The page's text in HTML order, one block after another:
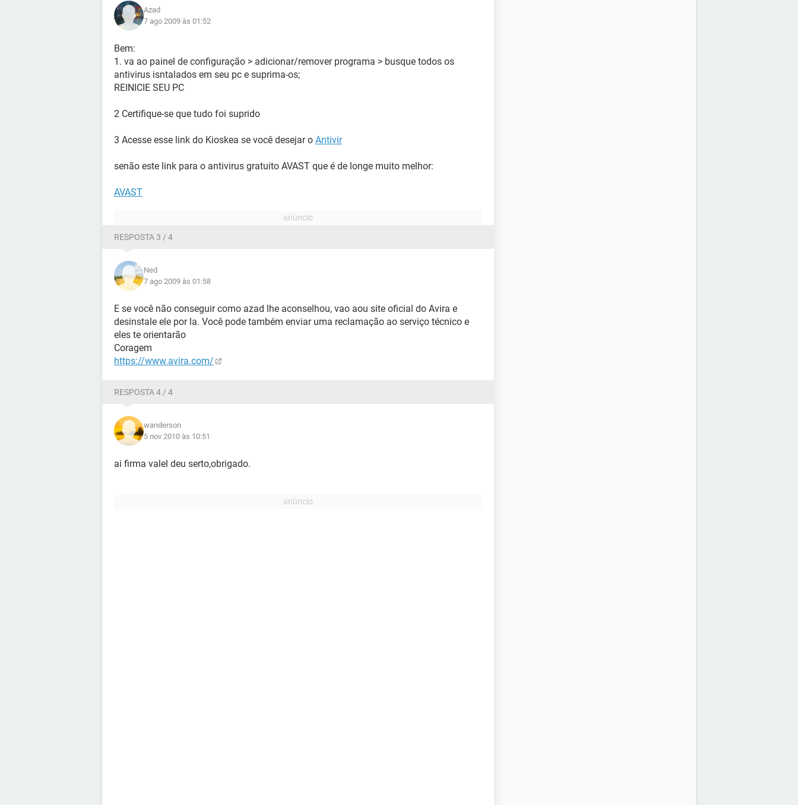
Azad
7 ago 2009 às 01:52
Bem:
1. va ao painel de configuração > adicionar/remover programa > busque todos os
antivirus isntalados em seu pc e suprima-os;
REINICIE SEU PC
2 Certifique-se que tudo foi suprido
3 Acesse esse link do Kioskea se você desejar o Antivir
senão este link para o antivirus gratuito AVAST que é de longe muito melhor:
AVAST
RESPOSTA 3 / 4
Ned
7 ago 2009 às 01:58
E se você não conseguir como azad lhe aconselhou, vao aou site oficial do Avira e
desinstale ele por la. Você pode também enviar uma reclamação ao serviço técnico e
eles te orientarão
Coragem
https://www.avira.com/
RESPOSTA 4 / 4
wanderson
5 nov 2010 às 10:51
ai firma valel deu serto,obrigado.